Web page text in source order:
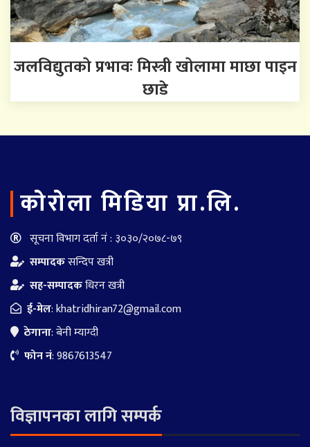
जलविद्युतको प्रभावः मिस्त्री खोलामा माछा पाइन
छाडे
काेराेला मिडिया प्रा.लि.
सूचना विभाग दर्ता नं : ३०३०/२०७८-७९
सम्पादकसन्दिप खत्री
सह-सम्पादकधिरन खत्री
ई-मेल:khatridhiran72@gmail.com
ठेगाना: बेनी म्याग्दी
फोन नं: 9867613547
विज्ञापनका लागि सम्पर्क